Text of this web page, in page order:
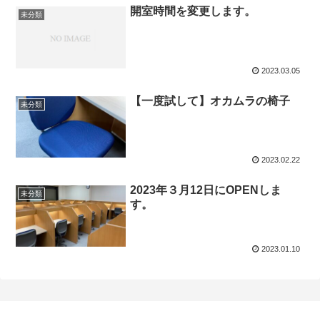
未分類 開室時間を変更します。
2023.03.05
未分類 【一度試して】オカムラの椅子
2023.02.22
未分類
2023年３月12日にOPENしま
す。
2023.01.10